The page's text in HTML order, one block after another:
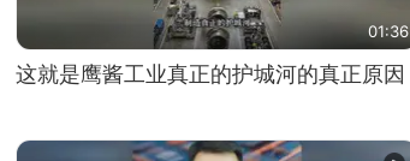
01:36
这就是鹰酱工业真正的护城河的真正原因